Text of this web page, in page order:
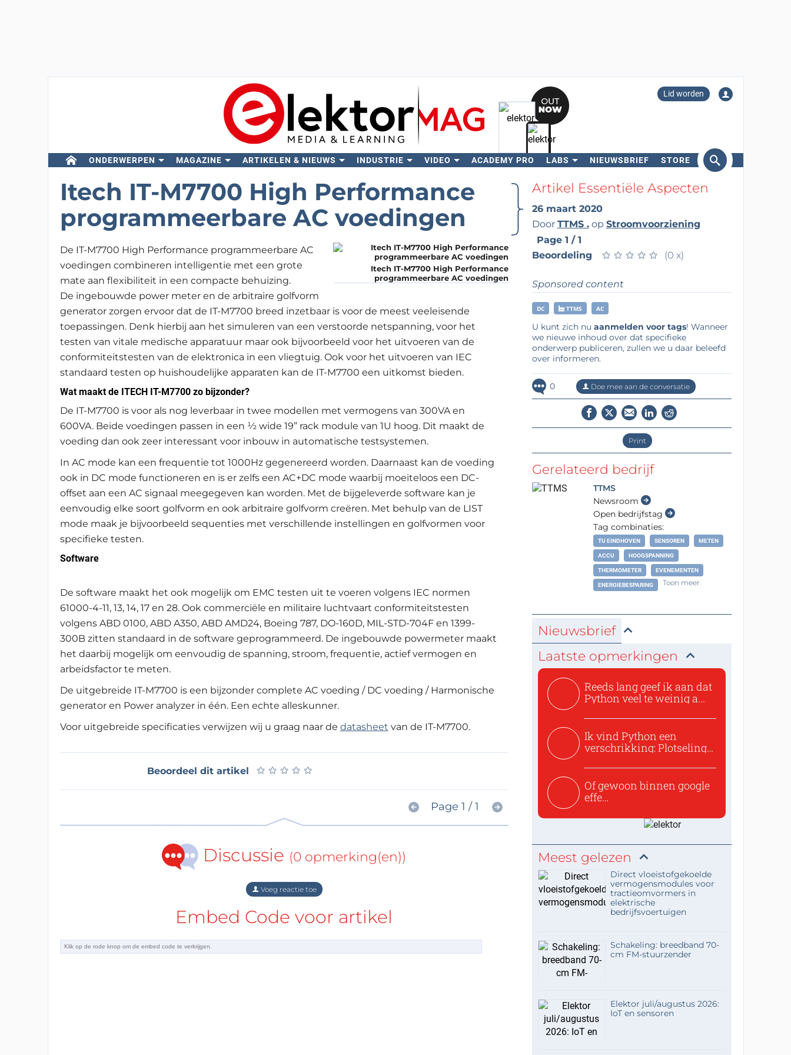
Lid worden
ONDERWERPEN MAGAZINE ARTIKELEN & NIEUWS INDUSTRIE VIDEO ACADEMY PRO LABS NIEUWSBRIEF STORE
Zoeken
Itech IT-M7700 High Performance
programmeerbare AC voedingen
Itech IT-M7700 High Performance
programmeerbare AC voedingen
De IT-M7700 High Performance programmeerbare AC
voedingen combineren intelligentie met een grote
mate aan flexibiliteit in een compacte behuizing.
De ingebouwde power meter en de arbitraire golfvorm
generator zorgen ervoor dat de IT-M7700 breed inzetbaar is voor de meest veeleisende
toepassingen. Denk hierbij aan het simuleren van een verstoorde netspanning, voor het
testen van vitale medische apparatuur maar ook bijvoorbeeld voor het uitvoeren van de
conformiteitstesten van de elektronica in een vliegtuig. Ook voor het uitvoeren van IEC
standaard testen op huishoudelijke apparaten kan de IT-M7700 een uitkomst bieden.
Wat maakt de ITECH IT-M7700 zo bijzonder?
De IT-M7700 is voor als nog leverbaar in twee modellen met vermogens van 300VA en
600VA. Beide voedingen passen in een ½ wide 19” rack module van 1U hoog. Dit maakt de
voeding dan ook zeer interessant voor inbouw in automatische testsystemen.
In AC mode kan een frequentie tot 1000Hz gegenereerd worden. Daarnaast kan de voeding
ook in DC mode functioneren en is er zelfs een AC+DC mode waarbij moeiteloos een DC-
offset aan een AC signaal meegegeven kan worden. Met de bijgeleverde software kan je
eenvoudig elke soort golfvorm en ook arbitraire golfvorm creëren. Met behulp van de LIST
mode maak je bijvoorbeeld sequenties met verschillende instellingen en golfvormen voor
specifieke testen.
Software
De software maakt het ook mogelijk om EMC testen uit te voeren volgens IEC normen
61000-4-11, 13, 14, 17 en 28. Ook commerciële en militaire luchtvaart conformiteitstesten
volgens ABD 0100, ABD A350, ABD AMD24, Boeing 787, DO-160D, MIL-STD-704F en 1399-
300B zitten standaard in de software geprogrammeerd. De ingebouwde powermeter maakt
het daarbij mogelijk om eenvoudig de spanning, stroom, frequentie, actief vermogen en
arbeidsfactor te meten.
De uitgebreide IT-M7700 is een bijzonder complete AC voeding / DC voeding / Harmonische
generator en Power analyzer in één. Een echte alleskunner.
Voor uitgebreide specificaties verwijzen wij u graag naar de datasheet van de IT-M7700.
Beoordeel dit artikel ★ ★ ★ ★ ★
★ ★ ★ ★ ★
Page 1 / 1
Discussie (0 opmerking(en))
Voeg reactie toe
Embed Code voor artikel
Artikel Essentiële Aspecten
26 maart 2020
Door TTMS .op Stroomvoorziening
Page 1 / 1
Beoordeling
★ ★ ★ ★ ★
★ ★ ★ ★ ★ (0 x)
Sponsored content
DC TTMS AC
U kunt zich nu aanmelden voor tags! Wanneer
we nieuwe inhoud over dat specifieke
onderwerp publiceren, zullen we u daar beleefd
over informeren.
0 Doe mee aan de conversatie
Print
Gerelateerd bedrijf
TTMS
Newsroom
Open bedrijfstag
Tag combinaties:
TU EINDHOVEN SENSOREN METEN
ACCU HOOGSPANNING
THERMOMETER EVENEMENTEN
ENERGIEBESPARING Toon meer
Nieuwsbrief
Laatste opmerkingen
Reeds lang geef ik aan dat
Python veel te weinig a...
Ik vind Python een
verschrikking: Plotseling
Of gewoon binnen google
effe
Meest gelezen
Direct vloeistofgekoelde
vermogensmodules voor
tractieomvormers in
elektrische
bedrijfsvoertuigen
Schakeling: breedband 70-
cm FM-stuurzender
Elektor juli/augustus 2026:
IoT en sensoren